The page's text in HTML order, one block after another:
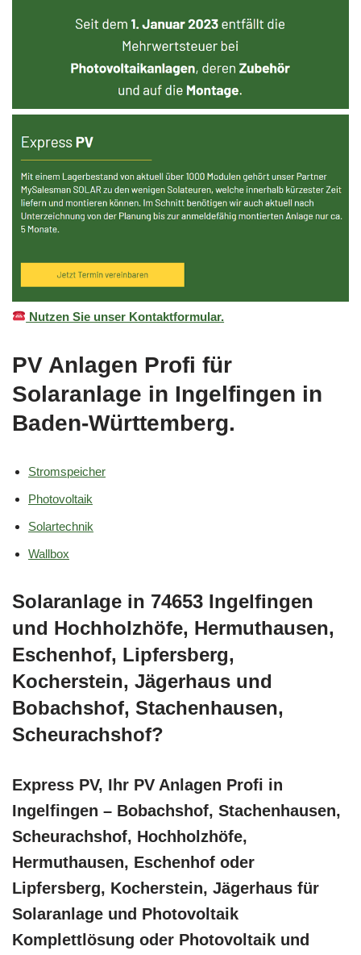
Nutzen Sie unser Kontaktformular.
PV Anlagen Profi für
Solaranlage in Ingelfingen in
Baden-Württemberg.
Stromspeicher
Photovoltaik
Solartechnik
Wallbox
Solaranlage in 74653 Ingelfingen
und Hochholzhöfe, Hermuthausen,
Eschenhof, Lipfersberg,
Kocherstein, Jägerhaus und
Bobachshof, Stachenhausen,
Scheurachshof?
Express PV, Ihr PV Anlagen Profi in
Ingelfingen – Bobachshof, Stachenhausen,
Scheurachshof, Hochholzhöfe,
Hermuthausen, Eschenhof oder
Lipfersberg, Kocherstein, Jägerhaus für
Solaranlage und Photovoltaik
Komplettlösung oder Photovoltaik und